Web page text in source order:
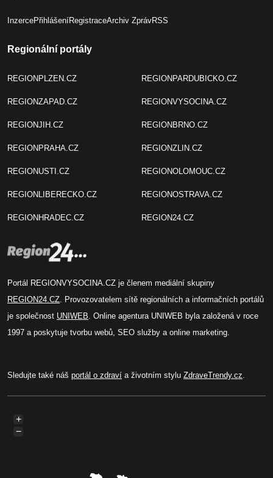
InzercePřihlášeníRegistraceArchiv ZprávRSS
Regionální portály
REGIONPLZEN.CZ
REGIONZAPAD.CZ
REGIONJIH.CZ
REGIONPRAHA.CZ
REGIONUSTI.CZ
REGIONLIBERECKO.CZ
REGIONHRADEC.CZ
REGIONPARDUBICKO.CZ
REGIONVYSOCINA.CZ
REGIONBRNO.CZ
REGIONZLIN.CZ
REGIONOLOMOUC.CZ
REGIONOSTRAVA.CZ
REGION24.CZ
Portál REGIONVYSOCINA.CZ je členem mediální skupiny
REGION24.CZ . Provozovatelem sítě regionálních a informačních portálů
je společnost UNIWEB . Online agentura UNIWEB byla založená v roce
1997 a poskytuje tvorbu webů, SEO služby a online marketing.
Sledujte také náš portál o zdraví a životním stylu ZdraveTrendy.cz
+
−